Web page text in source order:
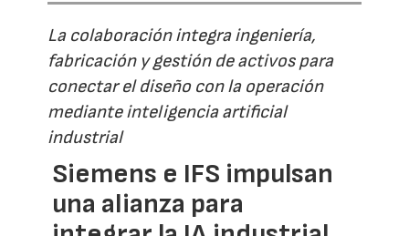
La colaboración integra ingeniería,
fabricación y gestión de activos para
conectar el diseño con la operación
mediante inteligencia artificial
industrial
Siemens e IFS impulsan
una alianza para